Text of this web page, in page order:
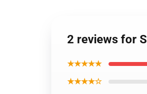
2 reviews for
★★★★★
★★★★☆